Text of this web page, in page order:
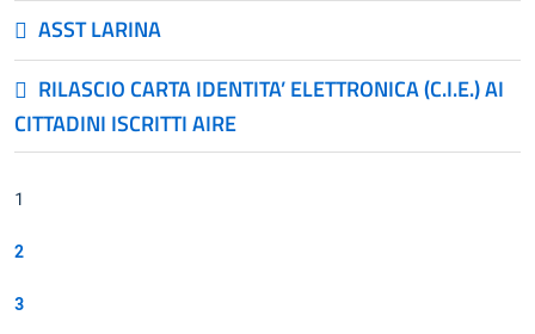
ASST LARINA
RILASCIO CARTA IDENTITA’ ELETTRONICA (C.I.E.) AI
CITTADINI ISCRITTI AIRE
1
2
3